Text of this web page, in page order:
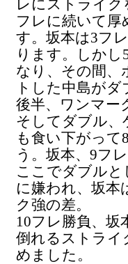
レにストライ
フレに続いて
す。坂本は3フ
ります。しか
なり、その間、
トした中島が
後半、ワンマー
そしてダブル、
も食い下がっ
う。坂本、9フ
ここでダブルと
に嫌われ、坂本
ク強の差。
10フレ勝負、
倒れるストライ
めました。